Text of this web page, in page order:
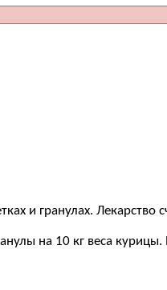
и гранулах.
на 10 кг веса